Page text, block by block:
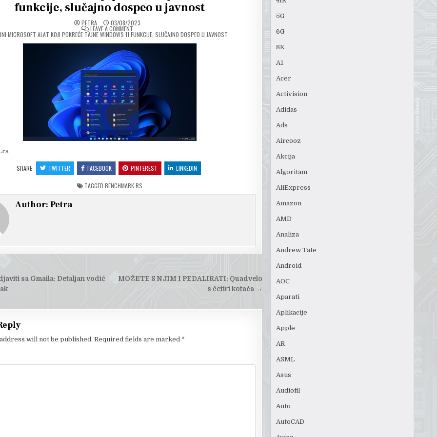
funkcije, slučajno dospeo u javnost
PETRA 03/08/2023
LEAVE A COMMENTON
MICROSOFT ALAT KOJI POKREĆE TAJNE WINDOWS 11 FUNKCIJE, SLUČAJNO DOSPEO U JAVNOST
SHARE: TWITTER FACEBOOK PINTEREST LINKEDIN
TAGGEDBENCHMARK.RS
Author: Petra
MOŽETE S NJIM I PEDALIRATI: Quadvelo
s četiri kotača→
sa Gmaila: Detaljan vodič
will not be published. Required fields are marked *
5G
6G
8K
A1
Acer
Activision
Adidas
Ads
Aircooz
Akcija
Algoritam
AliExpress
Amazon
AMD
Analiza
Andrew Tate
Android
AOC
Aparati
Aplikacije
Apple
AR
ASML
Asus
Audiofil
Auto
AutoCAD